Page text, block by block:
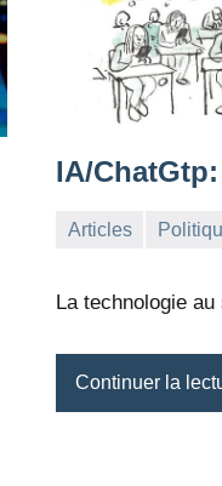
IA/
Articles
La technologie
Continuer la